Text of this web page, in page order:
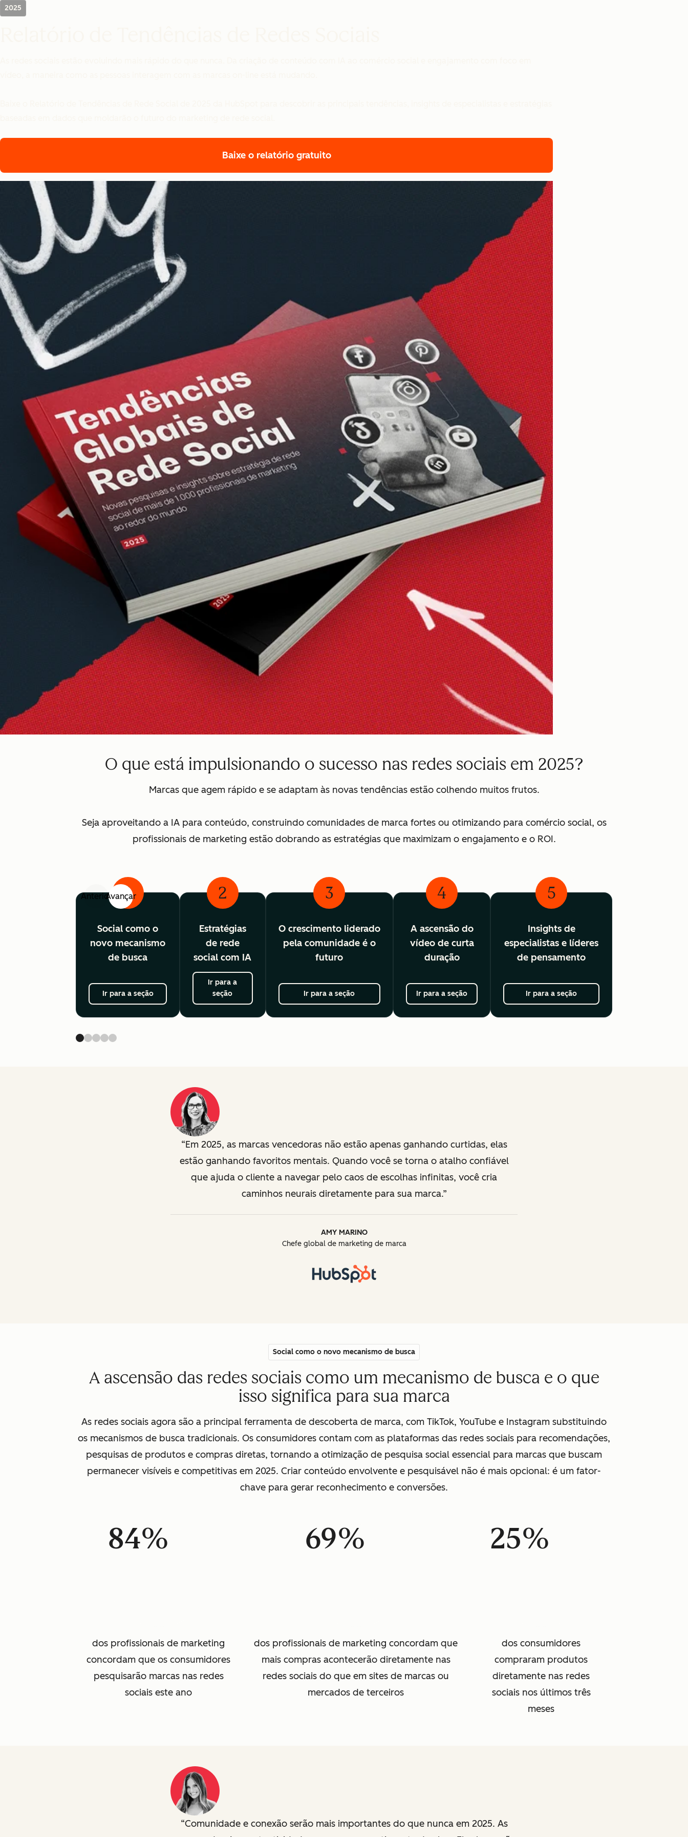
2025
Baixe o relatório gratuito
O que está impulsionando o sucesso nas redes sociais em 2025?
Marcas que agem rápido e se adaptam às novas tendências estão colhendo muitos frutos.
Seja aproveitando a IA para conteúdo, construindo comunidades de marca fortes ou otimizando para comércio social, os
profissionais de marketing estão dobrando as estratégias que maximizam o engajamento e o ROI.
AnteriorAvançar
1
Social como o
novo mecanismo
de busca
Ir para a seção
2
Estratégias
de rede
social com IA
Ir para a
seção
3
O crescimento liderado
pela comunidade é o
futuro
Ir para a seção
4
A ascensão do
vídeo de curta
duração
Ir para a seção
5
Insights de
especialistas e líderes
de pensamento
Ir para a seção
Em 2025, as marcas vencedoras não estão apenas ganhando curtidas, elas
estão ganhando favoritos mentais. Quando você se torna o atalho confiável
que ajuda o cliente a navegar pelo caos de escolhas infinitas, você cria
caminhos neurais diretamente para sua marca.
AMY MARINO
Chefe global de marketing de marca
Social como o novo mecanismo de busca
A ascensão das redes sociais como um mecanismo de busca e o que
isso significa para sua marca
As redes sociais agora são a principal ferramenta de descoberta de marca, com TikTok, YouTube e Instagram substituindo
os mecanismos de busca tradicionais. Os consumidores contam com as plataformas das redes sociais para recomendações,
pesquisas de produtos e compras diretas, tornando a otimização de pesquisa social essencial para marcas que buscam
permanecer visíveis e competitivas em 2025. Criar conteúdo envolvente e pesquisável não é mais opcional: é um fator-
chave para gerar reconhecimento e conversões.
84%
dos profissionais de marketing
concordam que os consumidores
pesquisarão marcas nas redes
sociais este ano
69%
dos profissionais de marketing concordam que
mais compras acontecerão diretamente nas
redes sociais do que em sites de marcas ou
mercados de terceiros
25%
dos consumidores
compraram produtos
diretamente nas redes
sociais nos últimos três
meses
Comunidade e conexão serão mais importantes do que nunca em 2025. As